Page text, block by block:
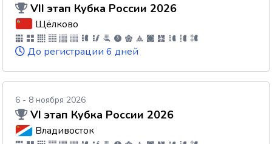
VII этап Кубка России 2026
Щёлково
До регистрации 6 дней
6 - 8 ноября 2026
VI этап Кубка России 2026
Владивосток